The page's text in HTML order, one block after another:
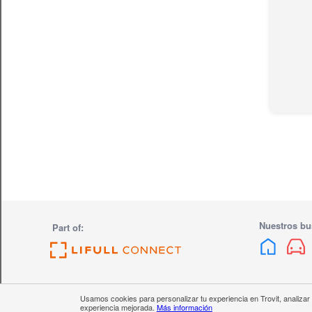
Usamos cookies para personalizar tu experiencia en Trovit,
experiencia mejorada. Más información
Part of: Nuestros
Quiénes somos Trabaja con nosotros Ayuda